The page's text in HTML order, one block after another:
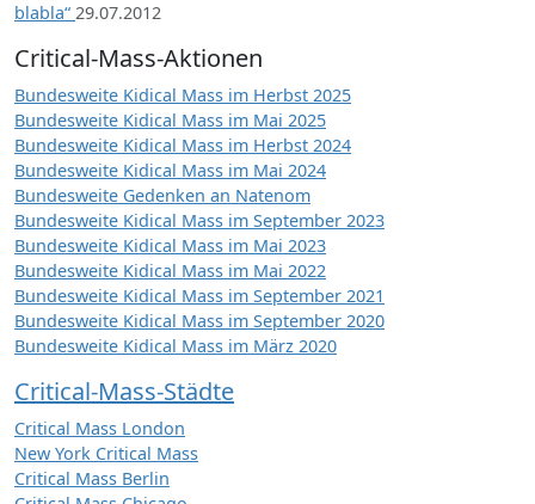
blabla“ 29.07.2012
Critical-Mass-Aktionen
Bundesweite Kidical Mass im Herbst 2025
Bundesweite Kidical Mass im Mai 2025
Bundesweite Kidical Mass im Herbst 2024
Bundesweite Kidical Mass im Mai 2024
Bundesweite Gedenken an Natenom
Bundesweite Kidical Mass im September 2023
Bundesweite Kidical Mass im Mai 2023
Bundesweite Kidical Mass im Mai 2022
Bundesweite Kidical Mass im September 2021
Bundesweite Kidical Mass im September 2020
Bundesweite Kidical Mass im März 2020
Critical-Mass-Städte
Critical Mass London
New York Critical Mass
Critical Mass Berlin